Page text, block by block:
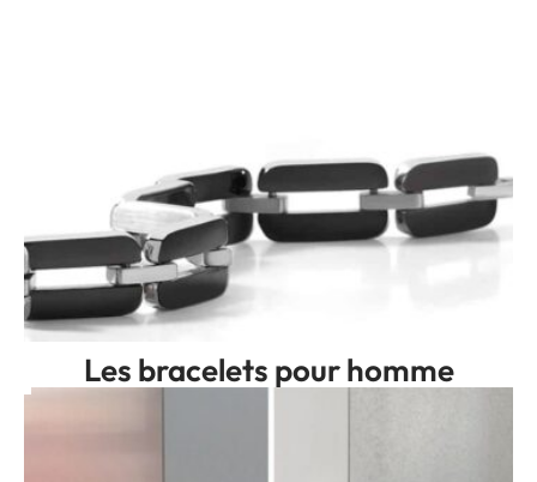
Les bracelets pour homme